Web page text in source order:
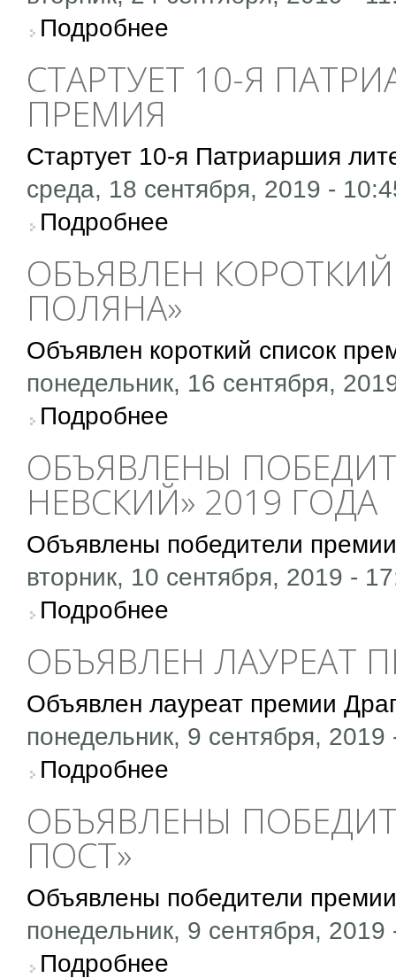
Подробнее
СТАРТУЕТ 10-Я
ПРЕМИЯ
Стартует 10-я Патриаршия
среда, 18 сентября, 2019 -
Подробнее
ОБЪЯВЛЕН
ПОЛЯНА»
Объявлен короткий список
понедельник, 16 сентября,
Подробнее
ОБЪЯВЛЕНЫ
НЕВСКИЙ» 2019 ГОДА
Объявлены победители
вторник, 10 сентября, 2019 -
Подробнее
ОБЪЯВЛЕН ЛАУРЕАТ
Объявлен лауреат премии
понедельник, 9 сентября, 2019
Подробнее
ОБЪЯВЛЕНЫ
ПОСТ»
Объявлены победители
понедельник, 9 сентября, 2019
Подробнее